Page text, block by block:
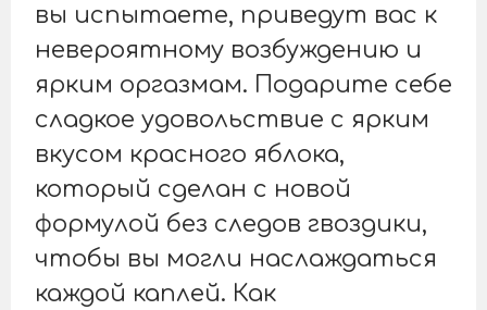
вы испытаете, приведут вас к
невероятному возбуждению и
ярким оргазмам. Подарите себе
сладкое удовольствие с ярким
вкусом красного яблока,
который сделан с новой
формулой без следов гвоздики,
чтобы вы могли наслаждаться
каждой каплей. Как